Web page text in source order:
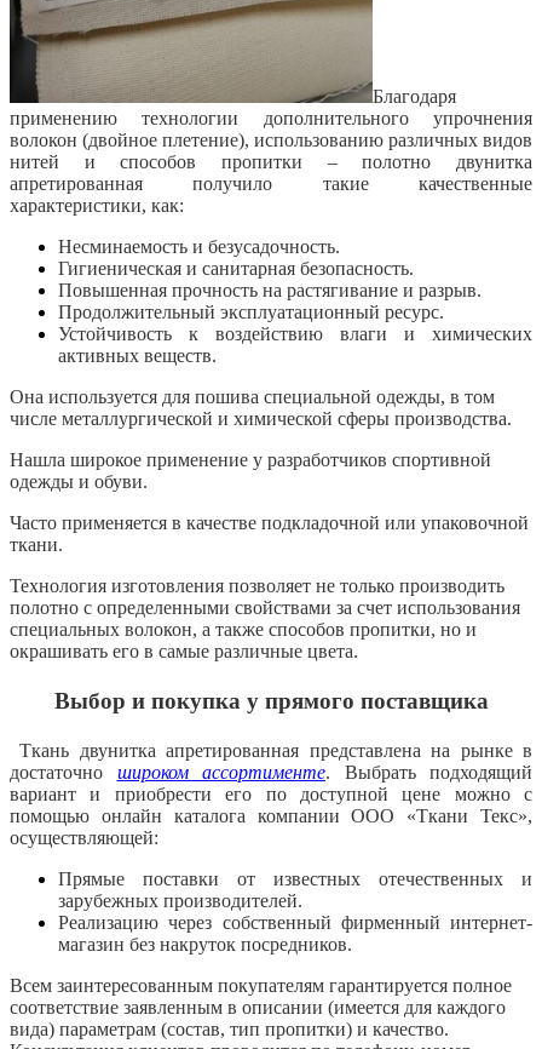
Благодаря
применению технологии дополнительного упрочнения
волокон (двойное плетение), использованию различных видов
нитей и способов пропитки – полотно двунитка
апретированная получило такие качественные
характеристики, как:
Несминаемость и безусадочность.
Гигиеническая и санитарная безопасность.
Повышенная прочность на растягивание и разрыв.
Продолжительный эксплуатационный ресурс.
Устойчивость к воздействию влаги и химических
активных веществ.
Она используется для пошива специальной одежды, в том
числе металлургической и химической сферы производства.
Нашла широкое применение у разработчиков спортивной
одежды и обуви.
Часто применяется в качестве подкладочной или упаковочной
ткани.
Технология изготовления позволяет не только производить
полотно с определенными свойствами за счет использования
специальных волокон, а также способов пропитки, но и
окрашивать его в самые различные цвета.
Выбор и покупка у прямого поставщика
Ткань двунитка апретированная представлена на рынке в
достаточно широком ассортименте. Выбрать подходящий
вариант и приобрести его по доступной цене можно с
помощью онлайн каталога компании ООО «Ткани Текс»,
осуществляющей:
Прямые поставки от известных отечественных и
зарубежных производителей.
Реализацию через собственный фирменный интернет-
магазин без накруток посредников.
Всем заинтересованным покупателям гарантируется полное
соответствие заявленным в описании (имеется для каждого
вида) параметрам (состав, тип пропитки) и качество.